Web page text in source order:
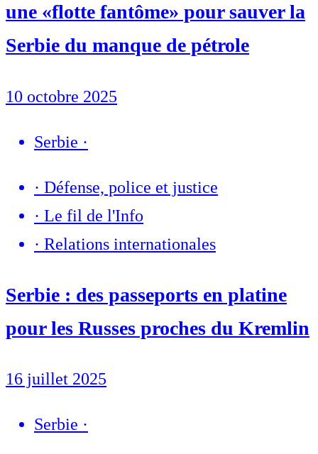
une «flotte fantôme» pour sauver la
Serbie du manque de pétrole
10 octobre 2025
Serbie ·
· Défense, police et justice
· Le fil de l'Info
· Relations internationales
Serbie : des passeports en platine
pour les Russes proches du Kremlin
16 juillet 2025
Serbie ·